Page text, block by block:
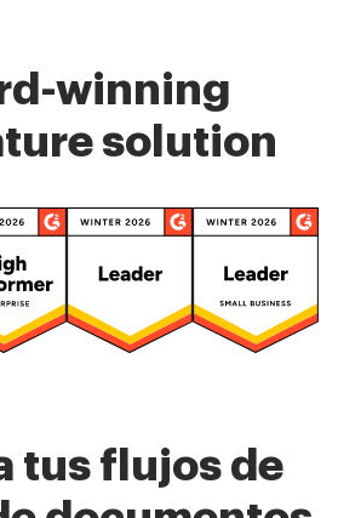
winning
solution
tus flujos de